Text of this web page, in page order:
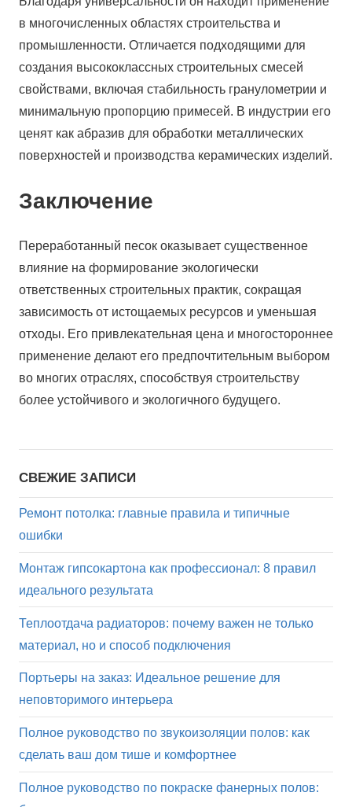
в многочисленных областях строительства и
промышленности. Отличается подходящими для
создания высококлассных строительных смесей
свойствами, включая стабильность гранулометрии и
минимальную пропорцию примесей. В индустрии его
ценят как абразив для обработки металлических
поверхностей и производства керамических изделий.
Заключение
Переработанный песок оказывает существенное
влияние на формирование экологически
ответственных строительных практик, сокращая
зависимость от истощаемых ресурсов и уменьшая
отходы. Его привлекательная цена и многостороннее
применение делают его предпочтительным выбором
во многих отраслях, способствуя строительству
более устойчивого и экологичного будущего.
СВЕЖИЕ ЗАПИСИ
Ремонт потолка: главные правила и типичные
ошибки
Монтаж гипсокартона как профессионал: 8 правил
идеального результата
Теплоотдача радиаторов: почему важен не только
материал, но и способ подключения
Портьеры на заказ: Идеальное решение для
неповторимого интерьера
Полное руководство по звукоизоляции полов: как
сделать ваш дом тише и комфортнее
Полное руководство по покраске фанерных полов: